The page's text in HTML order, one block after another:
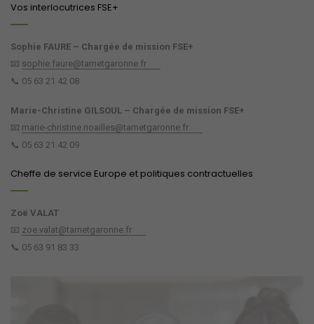
Vos interlocutrices FSE+
Sophie FAURE – Chargée de mission FSE+
📧 sophie.faure@tarnetgaronne.fr
📞 05 63 21 42 08
Marie-Christine GILSOUL – Chargée de mission FSE+
📧 marie-christine.noailles@tarnetgaronne.fr
📞 05 63 21 42 09
Cheffe de service Europe et politiques contractuelles
Zoë VALAT
📧 zoe.valat@tarnetgaronne.fr
📞 05 63 91 83 33